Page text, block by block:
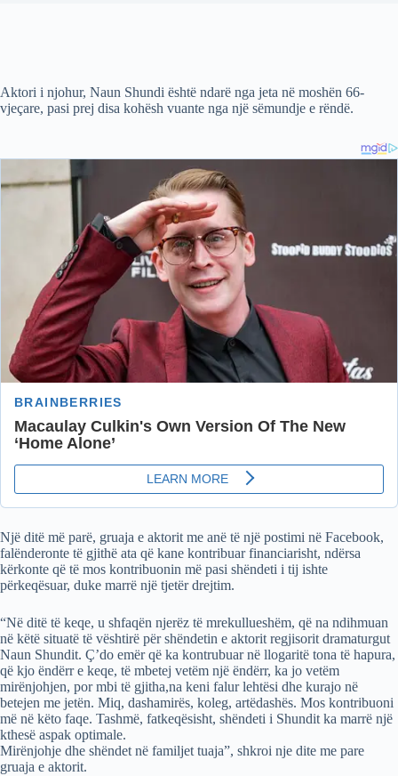
Aktori i njohur, Naun Shundi është ndarë nga jeta në moshën 66-
vjeçare, pasi prej disa kohësh vuante nga një sëmundje e rëndë.
Një ditë më parë, gruaja e aktorit me anë të një postimi në Facebook,
falënderonte të gjithë ata që kane kontribuar financiarisht, ndërsa
kërkonte që të mos kontribuonin më pasi shëndeti i tij ishte
përkeqësuar, duke marrë një tjetër drejtim.
“Në ditë të keqe, u shfaqën njerëz të mrekullueshëm, që na ndihmuan
në këtë situatë të vështirë për shëndetin e aktorit regjisorit dramaturgut
Naun Shundit. Ç’do emër që ka kontrubuar në llogaritë tona të hapura,
që kjo ëndërr e keqe, të mbetej vetëm një ëndërr, ka jo vetëm
mirënjohjen, por mbi të gjitha,na keni falur lehtësi dhe kurajo në
betejen me jetën. Miq, dashamirës, koleg, artëdashës. Mos kontribuoni
më në këto faqe. Tashmë, fatkeqësisht, shëndeti i Shundit ka marrë një
kthesë aspak optimale.
Mirënjohje dhe shëndet në familjet tuaja”, shkroi nje dite me pare
gruaja e aktorit.